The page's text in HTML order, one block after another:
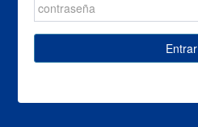
Entrar